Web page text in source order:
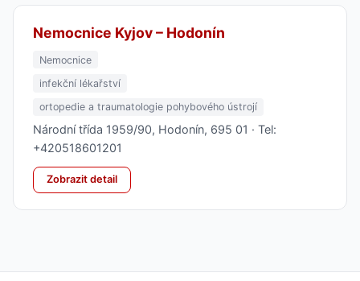
Nemocnice Kyjov – Hodonín
Nemocnice
infekční lékařství
ortopedie a traumatologie pohybového ústrojí
Národní třída 1959/90, Hodonín, 695 01 · Tel:
+420518601201
Zobrazit detail